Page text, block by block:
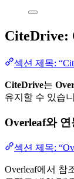
CiteDrive:
섹션 제목:
CiteDrive는
유지할 수 있습
Overleaf와
섹션 제목:
Overleaf에서 참